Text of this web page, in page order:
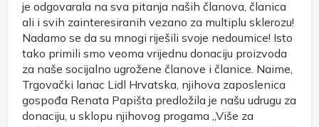
je odgovarala na sva pitanja naših članova, članica
ali i svih zainteresiranih vezano za multiplu sklerozu!
Nadamo se da su mnogi riješili svoje nedoumice! Isto
tako primili smo veoma vrijednu donaciju proizvoda
za naše socijalno ugrožene članove i članice. Naime,
Trgovački lanac Lidl Hrvatska, njihova zaposlenica
gospođa Renata Papišta predložila je našu udrugu za
donaciju, u sklopu njihovog progama „Više za